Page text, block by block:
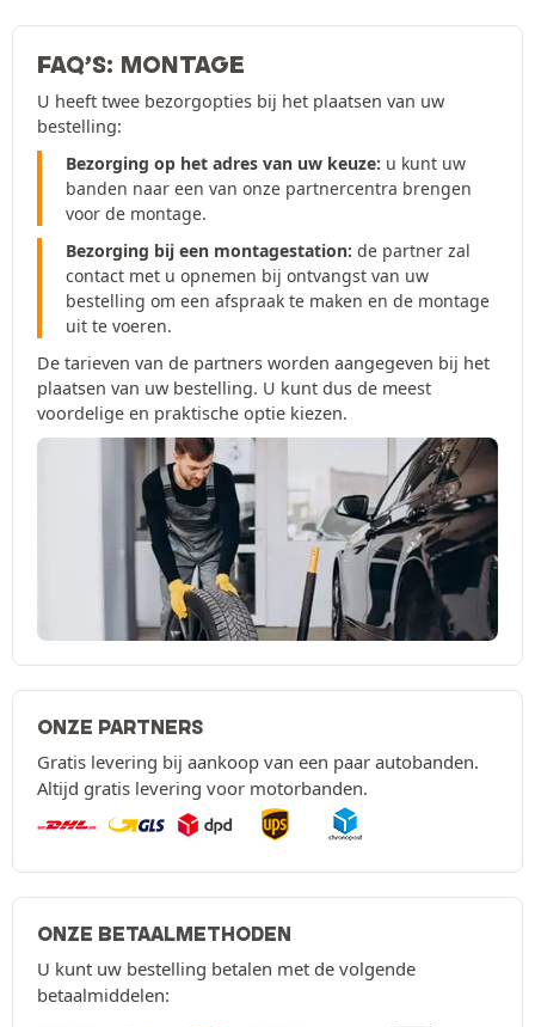
FAQ’S: MONTAGE
U heeft twee bezorgopties bij het plaatsen van uw
bestelling:
Bezorging op het adres van uw keuze: u kunt uw
banden naar een van onze partnercentra brengen
voor de montage.
Bezorging bij een montagestation: de partner zal
contact met u opnemen bij ontvangst van uw
bestelling om een afspraak te maken en de montage
uit te voeren.
De tarieven van de partners worden aangegeven bij het
plaatsen van uw bestelling. U kunt dus de meest
voordelige en praktische optie kiezen.
ONZE PARTNERS
Gratis levering bij aankoop van een paar autobanden.
Altijd gratis levering voor motorbanden.
ONZE BETAALMETHODEN
U kunt uw bestelling betalen met de volgende
betaalmiddelen: